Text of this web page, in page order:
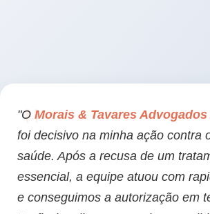
"O Morais & Tavares
foi decisivo na minha ação contra
saúde. Após a recusa de um
essencial, a equipe atuou com
e conseguimos a autorização em